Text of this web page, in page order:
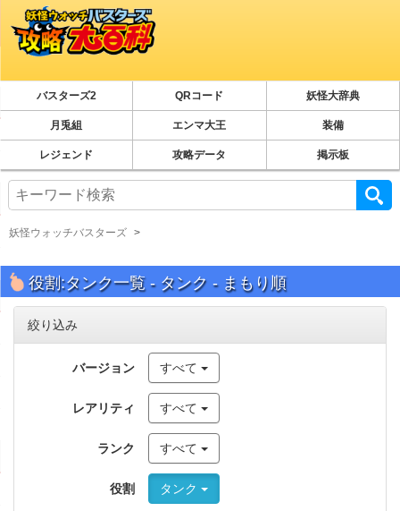
バスターズ2 QRコード 妖怪大辞典
月兎組 エンマ大王 装備
レジェンド 攻略データ 掲示板
妖怪ウォッチバスターズ
役割:タンク一覧 - タンク - まもり順
絞り込み
バージョン すべて
レアリティ すべて
ランク すべて
役割 タンク